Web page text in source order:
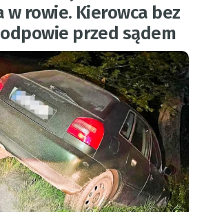
w rowie. Kierowca bez
przed sądem